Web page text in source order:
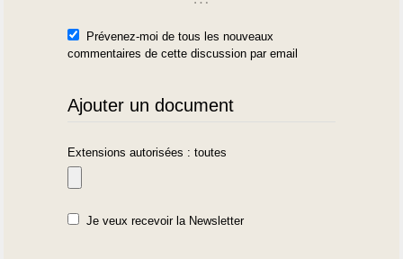
Prévenez-moi de tous les nouveaux
commentaires de cette discussion par email
Ajouter un document
Extensions autorisées : toutes
Je veux recevoir la Newsletter